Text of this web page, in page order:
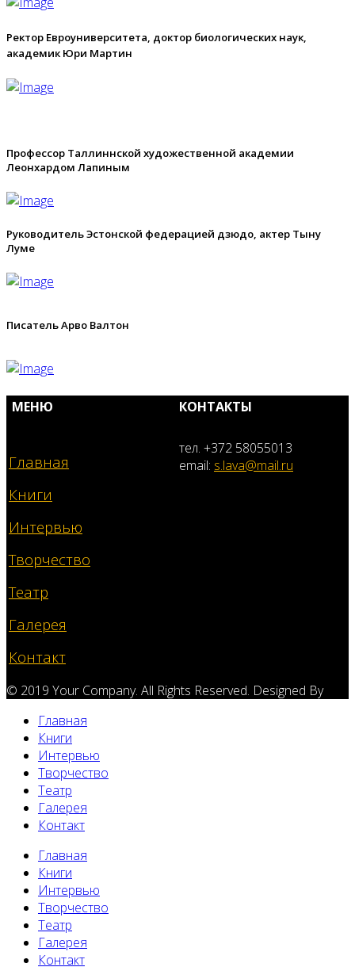
Ректор Евроуниверситета, доктор биологических наук,
академик Юри Мартин
Профессор Таллиннской художественной академии
Леонхардом Лапиным
Руководитель Эстонской федерацией дзюдо, актер Тыну
Луме
Писатель Арво Валтон
МЕНЮ КОНТАКТЫ
Главная
Книги
Интервью
Творчество
Театр
Галерея
Контакт
тел. +372 58055013
email: s.lava@mail.ru
© 2019 Your Company. All Rights Reserved. Designed By
Главная
Книги
Интервью
Творчество
Театр
Галерея
Контакт
Главная
Книги
Интервью
Творчество
Театр
Галерея
Контакт